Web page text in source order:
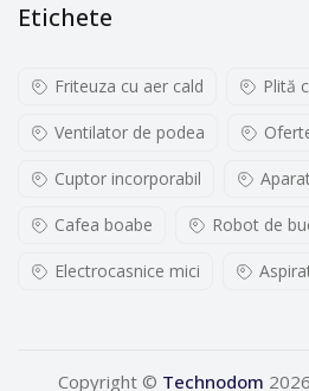
Etichete
Friteuza cu aer cald Plită
Ventilator de podea
Cuptor incorporabil
Cafea boabe Robot de
Electrocasnice mici
Copyright © Technodom